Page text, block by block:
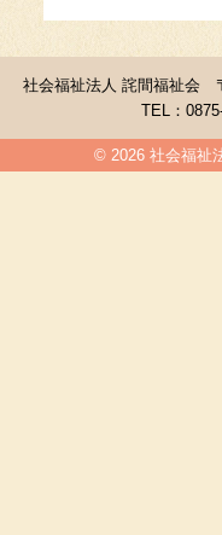
社会福祉法人 詫間福祉会
TEL：
© 2026 社会福祉